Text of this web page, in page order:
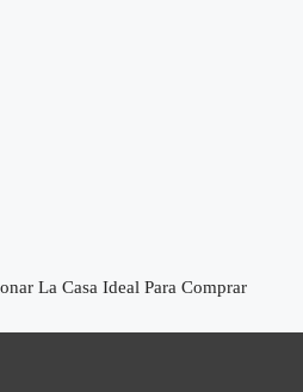
La Casa Ideal Para Comprar